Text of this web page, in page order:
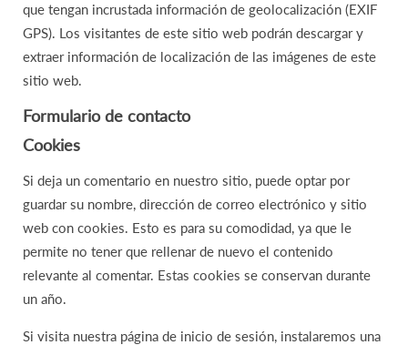
que tengan incrustada información de geolocalización (EXIF
GPS). Los visitantes de este sitio web podrán descargar y
extraer información de localización de las imágenes de este
sitio web.
Formulario de contacto
Cookies
Si deja un comentario en nuestro sitio, puede optar por
guardar su nombre, dirección de correo electrónico y sitio
web con cookies. Esto es para su comodidad, ya que le
permite no tener que rellenar de nuevo el contenido
relevante al comentar. Estas cookies se conservan durante
un año.
Si visita nuestra página de inicio de sesión, instalaremos una